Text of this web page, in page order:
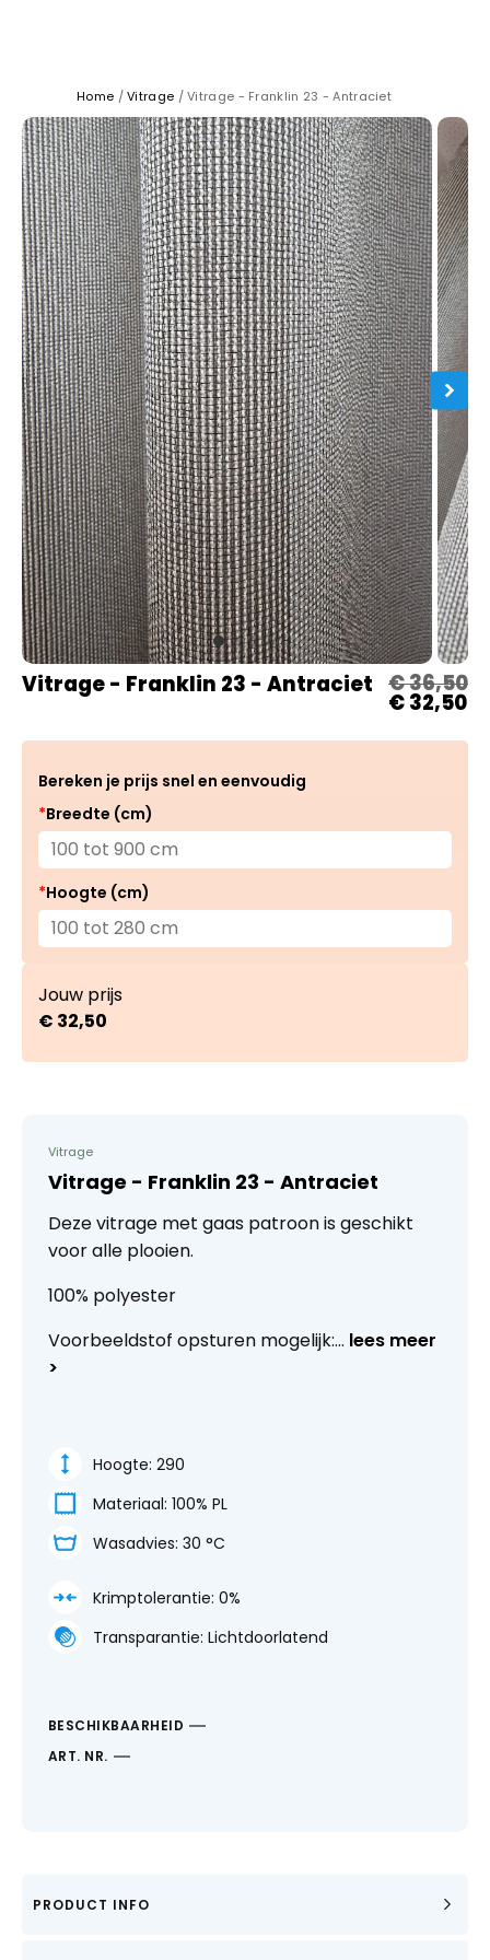
Home /Vitrage / Vitrage - Franklin 23 - Antraciet
Vitrage - Franklin 23 - Antraciet €36,50
prijs
was:
€ 32,50
is:
Bereken je prijs snel en eenvoudig
*Breedte (cm)
*Hoogte (cm)
Jouw prijs
€ 32,50
Vitrage
Vitrage - Franklin 23 - Antraciet
Deze vitrage met gaas patroon is geschikt
voor alle plooien.
100% polyester
Voorbeeldstof opsturen mogelijk:... lees meer
>
Hoogte: 290
Materiaal: 100% PL
Wasadvies: 30 °C
Krimptolerantie: 0%
Transparantie: Lichtdoorlatend
BESCHIKBAARHEID
ART. NR.
PRODUCT INFO